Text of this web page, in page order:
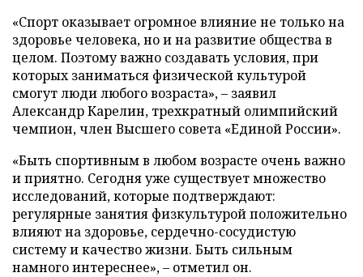
«Спорт оказывает огромное влияние не только на
здоровье человека, но и на развитие общества в
целом. Поэтому важно создавать условия, при
которых заниматься физической культурой
смогут люди любого возраста», – заявил
Александр Карелин, трехкратный олимпийский
чемпион, член Высшего совета «Единой России».
«Быть спортивным в любом возрасте очень важно
и приятно. Сегодня уже существует множество
исследований, которые подтверждают:
регулярные занятия физкультурой положительно
влияют на здоровье, сердечно-сосудистую
систему и качество жизни. Быть сильным
намного интереснее», – отметил он.